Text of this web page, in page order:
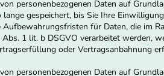
personenbezogenen Daten auf
gespeichert, bis Sie Ihre
Aufbewahrungsfristen für Daten, die im
1 lit. b DSGVO verarbeitet werden,
oder Vertragsanbahnung
personenbezogenen Daten auf